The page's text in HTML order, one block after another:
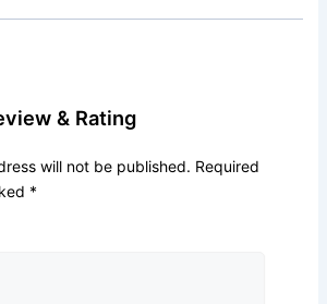
& Rating
will not be published. Required
*